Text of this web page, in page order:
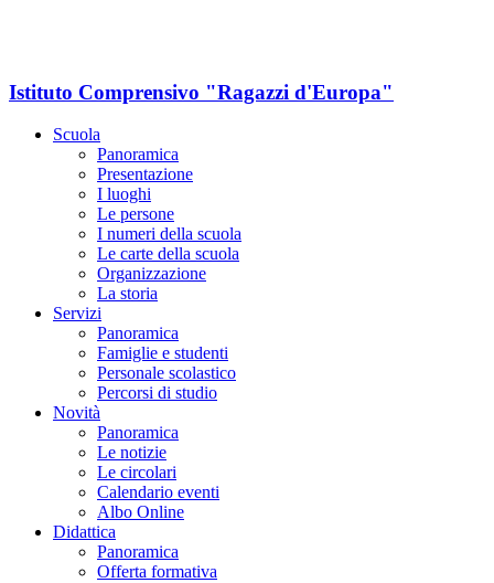
Istituto Comprensivo "Ragazzi d'Europa"
Scuola
Panoramica
Presentazione
I luoghi
Le persone
I numeri della scuola
Le carte della scuola
Organizzazione
La storia
Servizi
Panoramica
Famiglie e studenti
Personale scolastico
Percorsi di studio
Novità
Panoramica
Le notizie
Le circolari
Calendario eventi
Albo Online
Didattica
Panoramica
Offerta formativa